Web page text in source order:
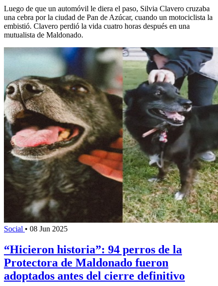
Luego de que un automóvil le diera el paso, Silvia Clavero cruzaba
una cebra por la ciudad de Pan de Azúcar, cuando un motociclista la
embistió. Clavero perdió la vida cuatro horas después en una
mutualista de Maldonado.
Social • 08 Jun 2025
“Hicieron historia”: 94 perros de la
Protectora de Maldonado fueron
adoptados antes del cierre definitivo